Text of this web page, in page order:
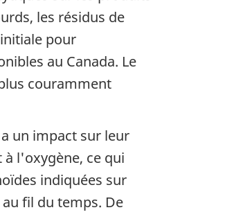
les résidus de
pour
au Canada. Le
couramment
un impact sur leur
l'oxygène, ce qui
indiquées sur
fil du temps. De